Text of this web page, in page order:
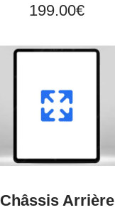
199.00€
Châssis Arrière